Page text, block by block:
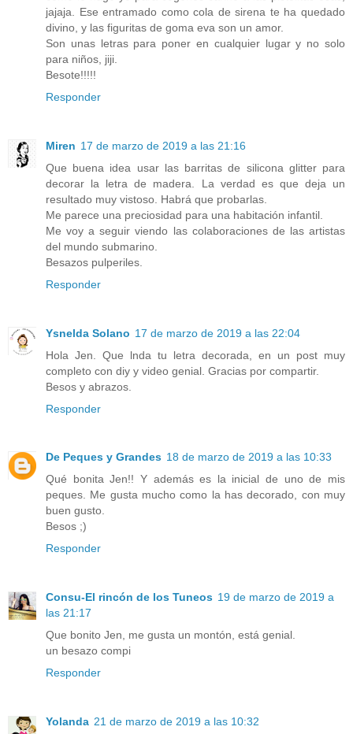
jajaja. Ese entramado como cola de sirena te ha quedado
divino, y las figuritas de goma eva son un amor.
Son unas letras para poner en cualquier lugar y no solo
para niños, jiji.
Besote!!!!!
Responder
Miren 17 de marzo de 2019 a las 21:16
Que buena idea usar las barritas de silicona glitter para
decorar la letra de madera. La verdad es que deja un
resultado muy vistoso. Habrá que probarlas.
Me parece una preciosidad para una habitación infantil.
Me voy a seguir viendo las colaboraciones de las artistas
del mundo submarino.
Besazos pulperiles.
Responder
Ysnelda Solano 17 de marzo de 2019 a las 22:04
Hola Jen. Que lnda tu letra decorada, en un post muy
completo con diy y video genial. Gracias por compartir.
Besos y abrazos.
Responder
De Peques y Grandes 18 de marzo de 2019 a las 10:33
Qué bonita Jen!! Y además es la inicial de uno de mis
peques. Me gusta mucho como la has decorado, con muy
buen gusto.
Besos ;)
Responder
Consu-El rincón de los Tuneos 19 de marzo de 2019 a
las 21:17
Que bonito Jen, me gusta un montón, está genial.
un besazo compi
Responder
Yolanda 21 de marzo de 2019 a las 10:32